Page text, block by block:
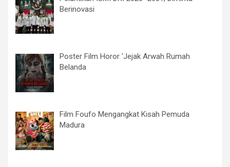
Berinovasi
Poster Film Horor ‘Jejak Arwah Rumah
Belanda
Film Foufo Mengangkat Kisah Pemuda
Madura